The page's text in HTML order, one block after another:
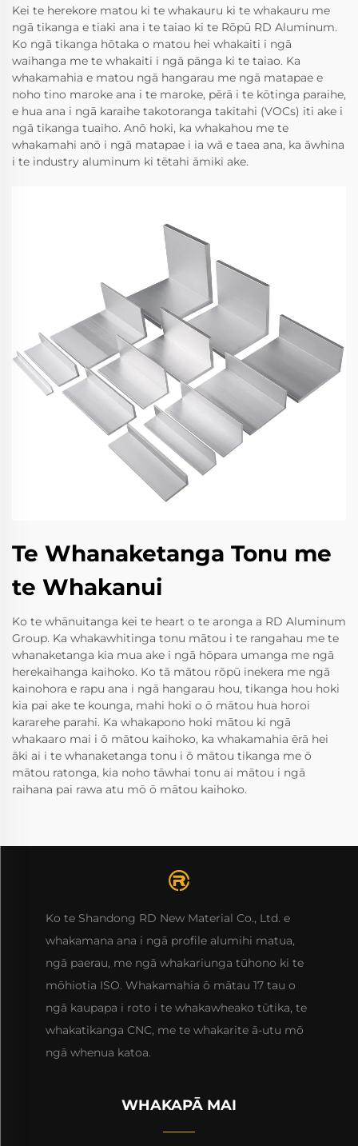
Kei te herekore matou ki te whakauru ki te whakauru me
ngā tikanga e tiaki ana i te taiao ki te Rōpū RD Aluminum.
Ko ngā tikanga hōtaka o matou hei whakaiti i ngā
waihanga me te whakaiti i ngā pānga ki te taiao. Ka
whakamahia e matou ngā hangarau me ngā matapae e
noho tino maroke ana i te maroke, pērā i te kōtinga paraihe,
e hua ana i ngā karaihe takotoranga takitahi (VOCs) iti ake i
ngā tikanga tuaiho. Anō hoki, ka whakahou me te
whakamahi anō i ngā matapae i ia wā e taea ana, ka āwhina
i te industry aluminum ki tētahi āmiki ake.
Te Whanaketanga Tonu me
te Whakanui
Ko te whānuitanga kei te heart o te aronga a RD Aluminum
Group. Ka whakawhitinga tonu mātou i te rangahau me te
whanaketanga kia mua ake i ngā hōpara umanga me ngā
herekaihanga kaihoko. Ko tā mātou rōpū inekera me ngā
kainohora e rapu ana i ngā hangarau hou, tikanga hou hoki
kia pai ake te kounga, mahi hoki o ō mātou hua horoi
kararehe parahi. Ka whakapono hoki mātou ki ngā
whakaaro mai i ō mātou kaihoko, ka whakamahia ērā hei
āki ai i te whanaketanga tonu i ō mātou tikanga me ō
mātou ratonga, kia noho tāwhai tonu ai mātou i ngā
raihana pai rawa atu mō ō mātou kaihoko.
Ko te Shandong RD New Material Co., Ltd. e
whakamana ana i ngā profile alumihi matua,
ngā paerau, me ngā whakariunga tūhono ki te
mōhiotia ISO. Whakamahia ō mātau 17 tau o
ngā kaupapa i roto i te whakawheako tūtika, te
whakatikanga CNC, me te whakarite ā-utu mō
ngā whenua katoa.
WHAKAPĀ MAI